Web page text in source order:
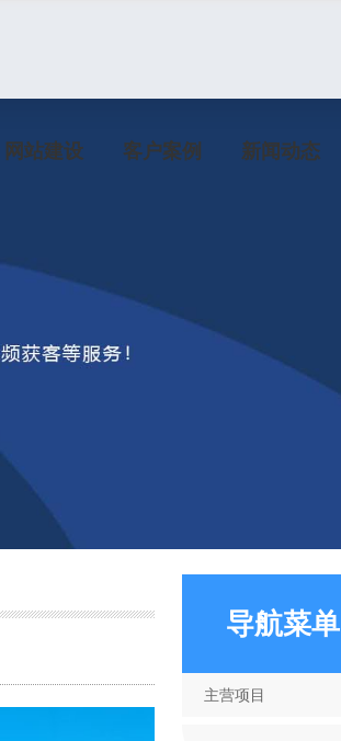
网站建设 客户案例 新闻动态
导航菜单
主营项目